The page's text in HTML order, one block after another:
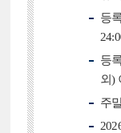
등
등
외)
주